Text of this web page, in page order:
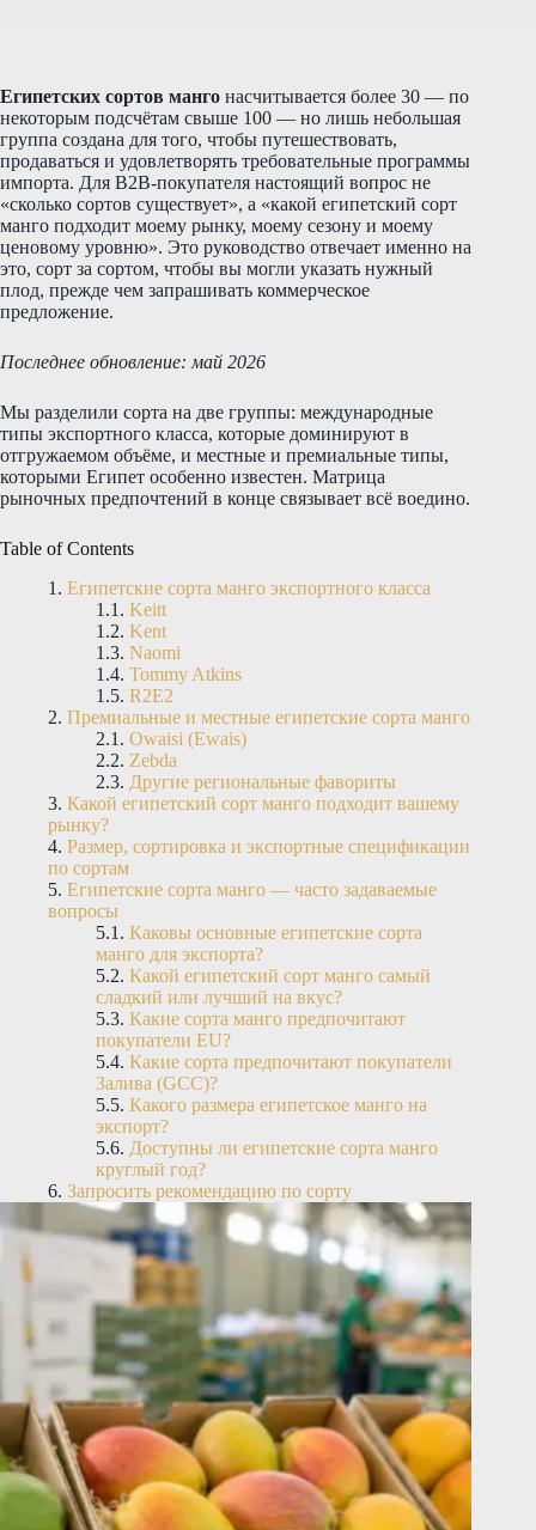
Египетских сортов манго насчитывается более 30 — по
некоторым подсчётам свыше 100 — но лишь небольшая
группа создана для того, чтобы путешествовать,
продаваться и удовлетворять требовательные программы
импорта. Для B2B-покупателя настоящий вопрос не
«сколько сортов существует», а «какой египетский сорт
манго подходит моему рынку, моему сезону и моему
ценовому уровню». Это руководство отвечает именно на
это, сорт за сортом, чтобы вы могли указать нужный
плод, прежде чем запрашивать коммерческое
предложение.
Последнее обновление: май 2026
Мы разделили сорта на две группы: международные
типы экспортного класса, которые доминируют в
отгружаемом объёме, и местные и премиальные типы,
которыми Египет особенно известен. Матрица
рыночных предпочтений в конце связывает всё воедино.
Table of Contents
Египетские сорта манго экспортного класса
Keitt
Kent
Naomi
Tommy Atkins
R2E2
Премиальные и местные египетские сорта манго
Owaisi (Ewais)
Zebda
Другие региональные фавориты
Какой египетский сорт манго подходит вашему
рынку?
Размер, сортировка и экспортные спецификации
по сортам
Египетские сорта манго — часто задаваемые
вопросы
Каковы основные египетские сорта
манго для экспорта?
Какой египетский сорт манго самый
сладкий или лучший на вкус?
Какие сорта манго предпочитают
покупатели EU?
Какие сорта предпочитают покупатели
Залива (GCC)?
Какого размера египетское манго на
экспорт?
Доступны ли египетские сорта манго
круглый год?
Запросить рекомендацию по сорту